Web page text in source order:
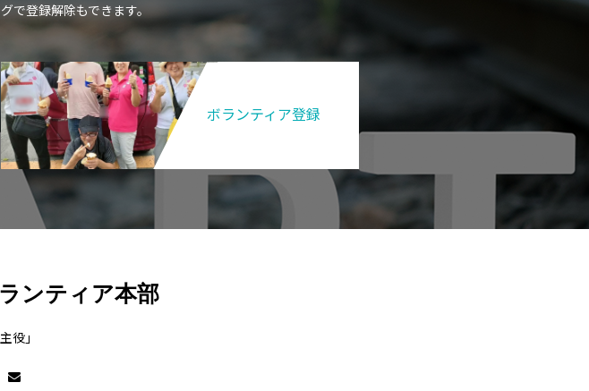
で登録解除もできます。
ボランティア登録
ンティア本部
役」